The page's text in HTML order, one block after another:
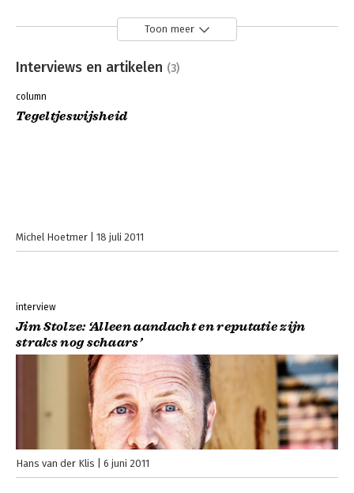
Toon meer
Interviews en artikelen (3)
column
Tegeltjeswijsheid
Michel Hoetmer 18 juli 2011
interview
Jim Stolze: ‘Alleen aandacht en reputatie zijn
straks nog schaars’
Hans van der Klis 6 juni 2011